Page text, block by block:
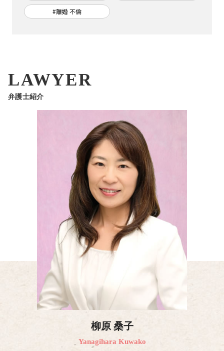
#離婚 不倫
柳原 桑子
Yanagihara Kuwako
LAWYER
弁護士紹介